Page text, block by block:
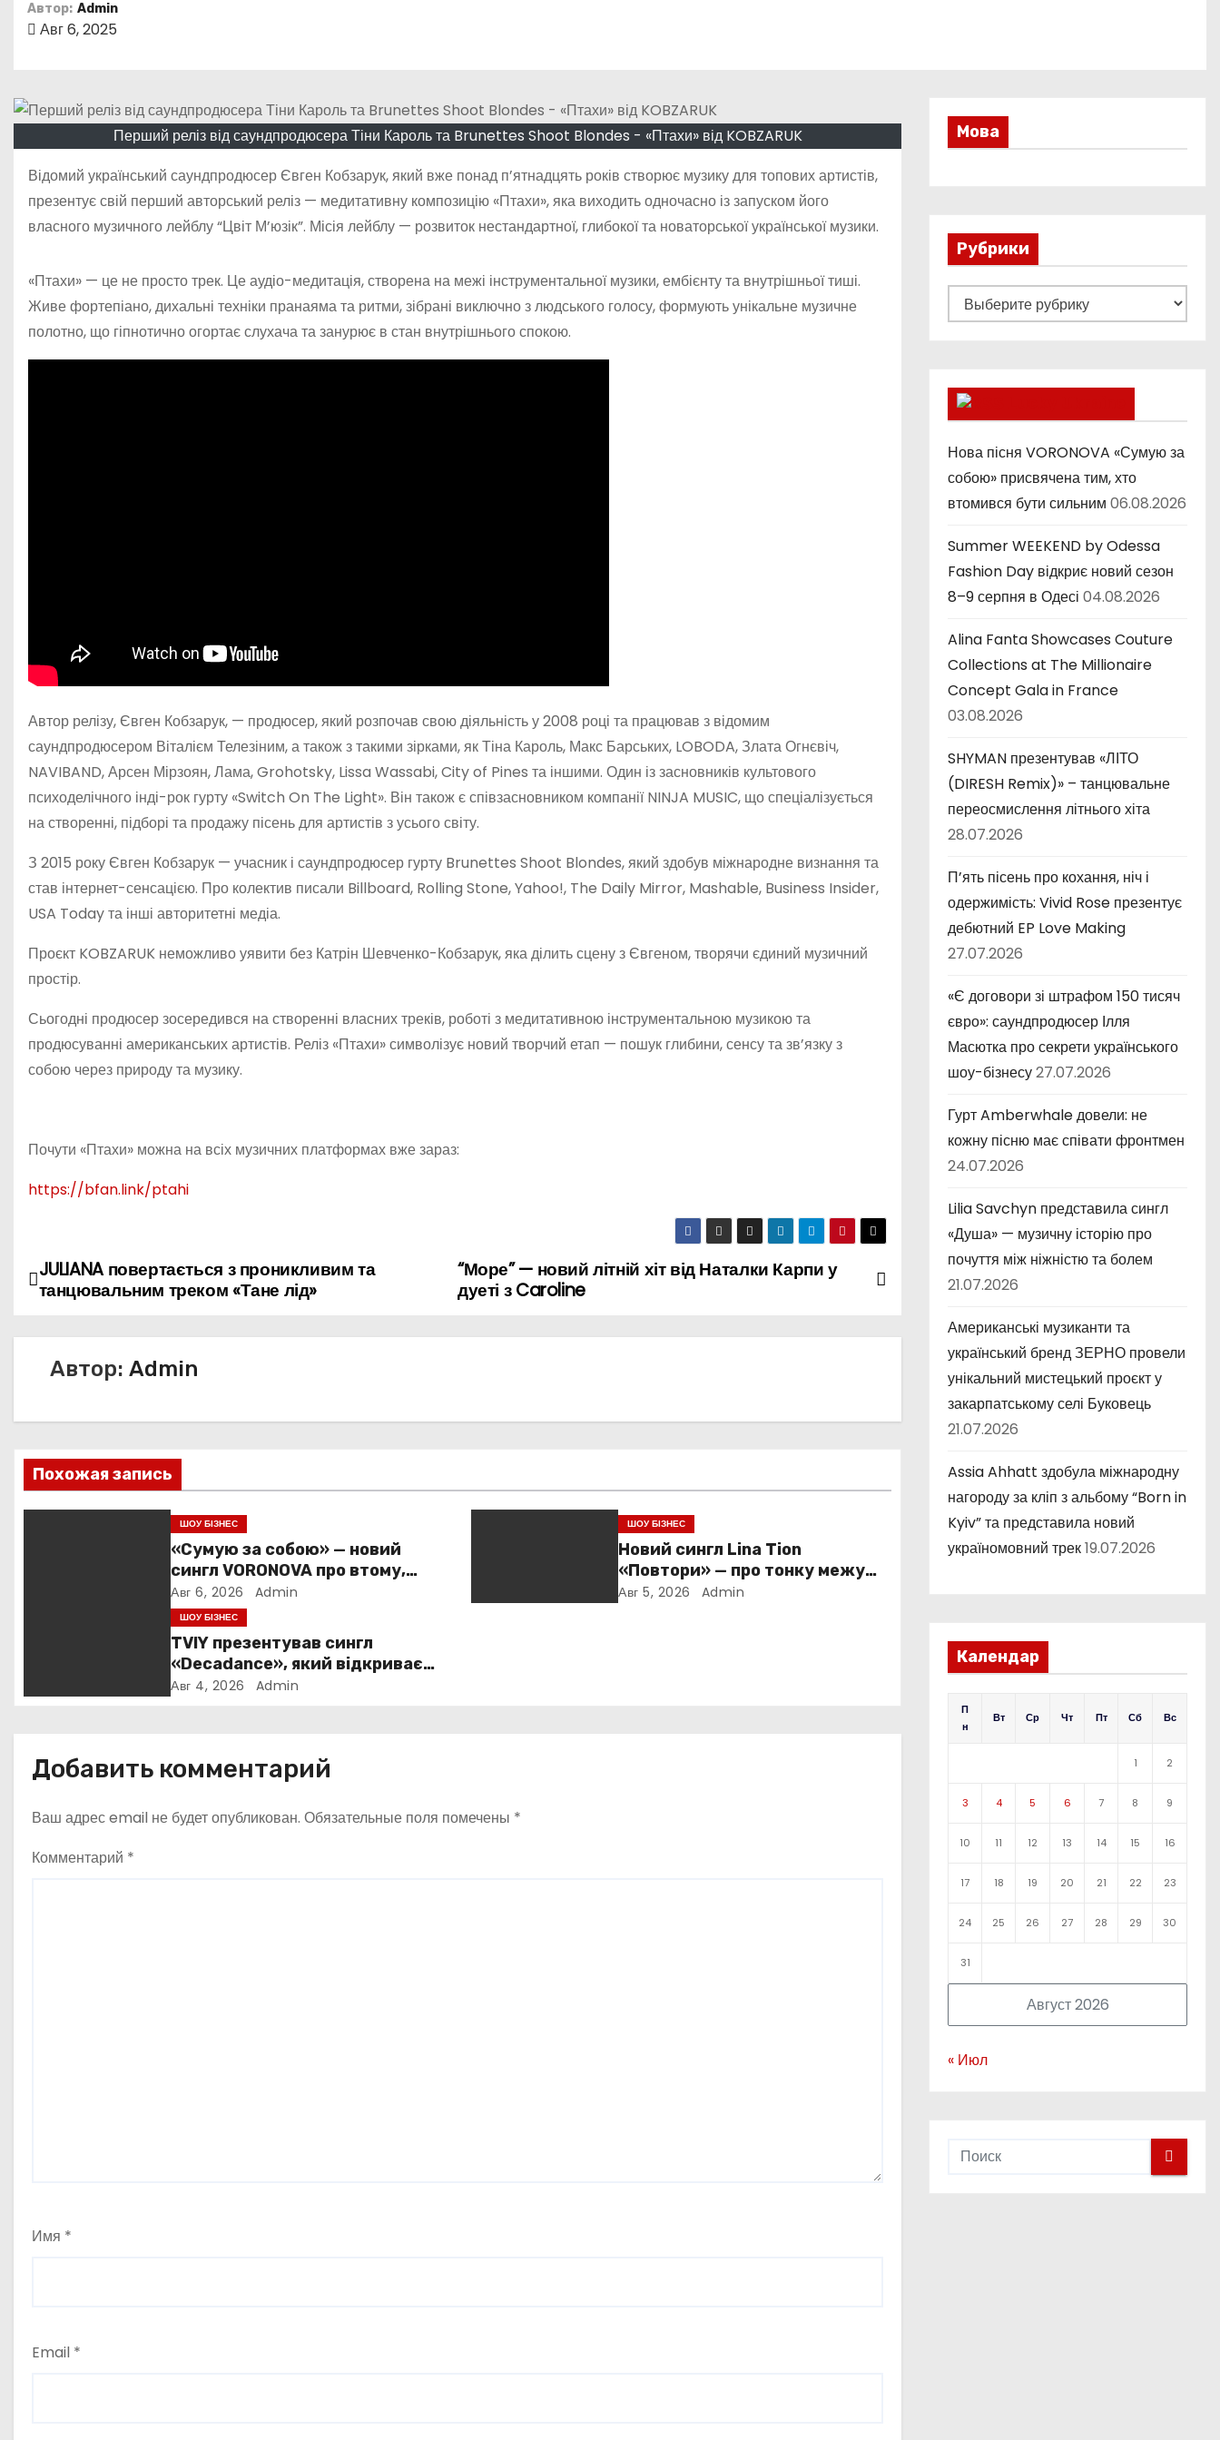
Автор: Admin
Авг 6, 2025
Перший реліз від саундпродюсера Тіни Кароль та Brunettes Shoot Blondes - «Птахи» від KOBZARUK
Відомий український саундпродюсер Євген Кобзарук, який вже понад п’ятнадцять років створює музику для топових артистів,
презентує свій перший авторський реліз — медитативну композицію «Птахи», яка виходить одночасно із запуском його
власного музичного лейблу “Цвіт М’юзік”. Місія лейблу — розвиток нестандартної, глибокої та новаторської української музики.
«Птахи» — це не просто трек. Це аудіо-медитація, створена на межі інструментальної музики, ембієнту та внутрішньої тиші.
Живе фортепіано, дихальні техніки пранаяма та ритми, зібрані виключно з людського голосу, формують унікальне музичне
полотно, що гіпнотично огортає слухача та занурює в стан внутрішнього спокою.
Автор релізу, Євген Кобзарук, — продюсер, який розпочав свою діяльність у 2008 році та працював з відомим
саундпродюсером Віталієм Телезіним, а також з такими зірками, як Тіна Кароль, Макс Барських, LOBODA, Злата Огнєвіч,
NAVIBAND, Арсен Мірзоян, Лама, Grohotsky, Lissa Wassabi, City of Pines та іншими. Один із засновників культового
психоделічного інді-рок гурту «Switch On The Light». Він також є співзасновником компанії NINJA MUSIC, що спеціалізується
на створенні, підборі та продажу пісень для артистів з усього світу.
З 2015 року Євген Кобзарук — учасник і саундпродюсер гурту Brunettes Shoot Blondes, який здобув міжнародне визнання та
став інтернет-сенсацією. Про колектив писали Billboard, Rolling Stone, Yahoo!, The Daily Mirror, Mashable, Business Insider,
USA Today та інші авторитетні медіа.
Проєкт KOBZARUK неможливо уявити без Катрін Шевченко-Кобзарук, яка ділить сцену з Євгеном, творячи єдиний музичний
простір.
Сьогодні продюсер зосередився на створенні власних треків, роботі з медитативною інструментальною музикою та
продюсуванні американських артистів. Реліз «Птахи» символізує новий творчий етап — пошук глибини, сенсу та зв’язку з
собою через природу та музику.
Почути «Птахи» можна на всіх музичних платформах вже зараз:
https://bfan.link/ptahi
Н
г
а
ц
з
п
и
с
“Море” — новий літній хіт від Наталки Карпи у
дуеті з Caroline
JULIANA повертається з проникливим та
танцювальним треком «Тане лід»
Автор: Admin
Похожая запись
ШОУ БІЗНЕС
«Сумую за собою» — новий
сингл VORONOVA про втому,
силу та повернення до себе
Авг 6, 2026 Admin
ШОУ БІЗНЕС
Новий сингл Lina Tion
«Повтори» — про тонку межу
між коханням, залежністю та
Авг 5, 2026 Admin
ШОУ БІЗНЕС
TVIY презентував сингл
«Decadance», який відкриває
нову сторінку українського
Авг 4, 2026 Admin
Добавить комментарий
Ваш адрес email не будет опубликован. Обязательные поля помечены *
Комментарий *
Имя *
Email *
Мова
Рубрики
у
к
и
Нова пісня VORONOVA «Сумую за
собою» присвячена тим, хто
втомився бути сильним 06.08.2026
Summer WEEKEND by Odessa
Fashion Day відкриє новий сезон
8–9 серпня в Одесі 04.08.2026
Alina Fanta Showcases Couture
Collections at The Millionaire
Concept Gala in France
03.08.2026
SHYMAN презентував «ЛІТО
(DIRESH Remix)» – танцювальне
переосмислення літнього хіта
28.07.2026
П’ять пісень про кохання, ніч і
одержимість: Vivid Rose презентує
дебютний EP Love Making
27.07.2026
«Є договори зі штрафом 150 тисяч
євро»: саундпродюсер Ілля
Масютка про секрети українського
шоу-бізнесу27.07.2026
Гурт Amberwhale довели: не
кожну пісню має співати фронтмен
24.07.2026
Lilia Savchyn представила сингл
«Душа» — музичну історію про
почуття між ніжністю та болем
21.07.2026
Американські музиканти та
український бренд ЗЕРНО провели
унікальний мистецький проєкт у
закарпатському селі Буковець
21.07.2026
Assia Ahhatt здобула міжнародну
нагороду за кліп з альбому “Born in
Kyiv” та представила новий
україномовний трек19.07.2026
Календар
Август 2026
П
н
Вт Ср Чт Пт Сб Вс
1 2
3 4 5 6 7 8 9
10 11 12 13 14 15 16
17 18 19 20 21 22 23
24 25 26 27 28 29 30
31
« Июл